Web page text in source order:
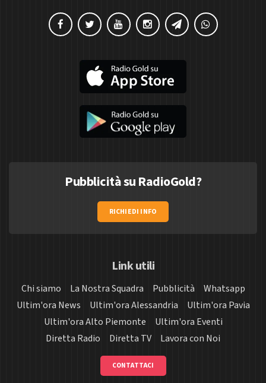
Pubblicità su RadioGold?
RICHIEDI INFO
Link utili
Chi siamo La Nostra Squadra Pubblicità
Whatsapp
Ultim'ora News
Ultim'ora Alessandria
Ultim'ora Pavia
Ultim'ora Alto Piemonte
Ultim'ora Eventi
Diretta Radio
Diretta TV Lavora con Noi
CONTATTACI